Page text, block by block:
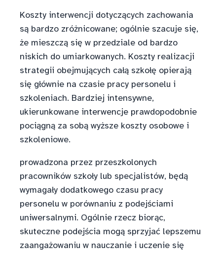
Koszty interwencji dotyczących zachowania
są bardzo zróżnicowane; ogólnie szacuje się,
że mieszczą się w przedziale od bardzo
niskich do umiarkowanych. Koszty realizacji
strategii obejmujących całą szkołę opierają
się głównie na czasie pracy personelu i
szkoleniach. Bardziej intensywne,
ukierunkowane interwencje prawdopodobnie
pociągną za sobą wyższe koszty osobowe i
szkoleniowe.
prowadzona przez przeszkolonych
pracowników szkoły lub specjalistów, będą
wymagały dodatkowego czasu pracy
personelu w porównaniu z podejściami
uniwersalnymi. Ogólnie rzecz biorąc,
skuteczne podejścia mogą sprzyjać lepszemu
zaangażowaniu w nauczanie i uczenie się